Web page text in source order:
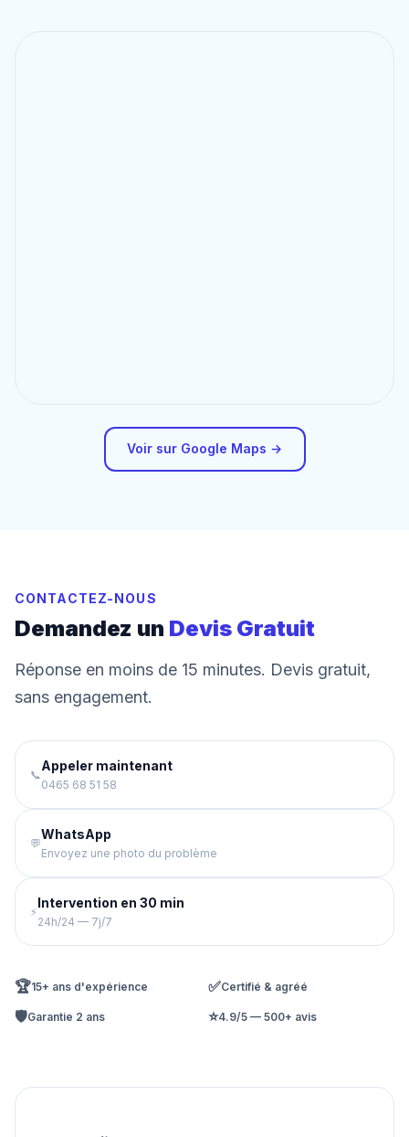
Voir sur Google Maps →
CONTACTEZ-NOUS
Demandez un Devis Gratuit
Réponse en moins de 15 minutes. Devis gratuit,
sans engagement.
📞
Appeler maintenant
0465 68 51 58
💬
WhatsApp
Envoyez une photo du problème
⚡
Intervention en 30 min
24h/24 — 7j/7
🏆15+ ans d'expérience ✅Certifié & agréé
🛡️Garantie 2 ans ⭐4.9/5 — 500+ avis